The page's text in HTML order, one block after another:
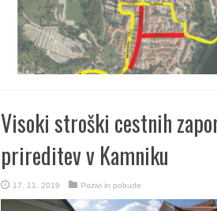
Visoki stroški cestnih
prireditev v Kamniku
17. 11. 2019 Pozivi in pobude